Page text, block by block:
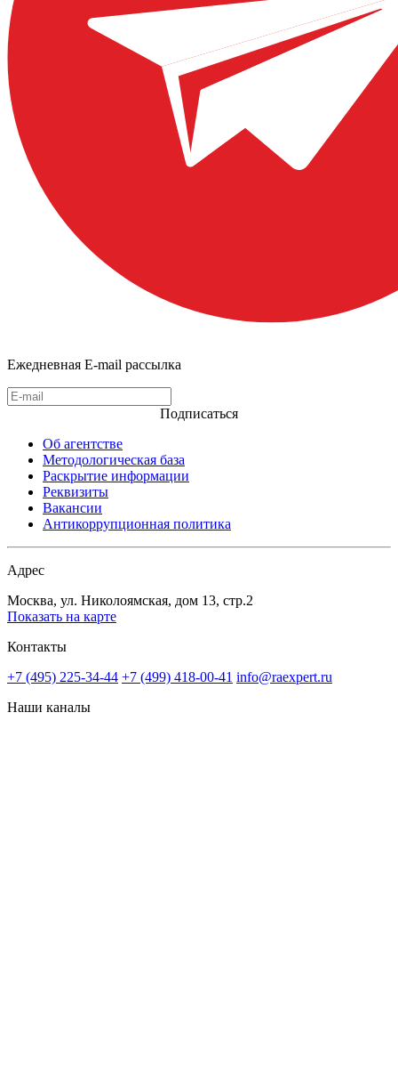
Ежедневная E-mail рассылка
Подписаться
Об агентстве
Методологическая база
Раскрытие информации
Реквизиты
Вакансии
Антикоррупционная политика
Адрес
Москва, ул. Николоямская, дом 13, стр.2
Показать на карте
Контакты
+7 (495) 225-34-44 +7 (499) 418-00-41 info@raexpert.ru
Наши каналы